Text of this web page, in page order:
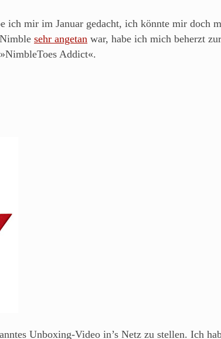
ich mir im Januar gedacht, ich könnte mir doch
sehr angetan war, habe ich mich beherzt
Addict«.
Unboxing-Video in’s Netz zu stellen. Ich